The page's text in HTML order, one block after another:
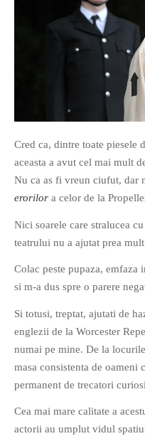
Cred ca, dintre toate piesele
aceasta a avut cel mai mult
Nu ca as fi vreun ciufut, dar
erorilor a celor de la
Nici soarele care stralucea
teatrului nu a ajutat prea
Colac peste pupaza,
si m-a dus spre o parere
Si totusi, treptat, ajutati de
englezii de la Worcester
numai pe mine. De la
masa consistenta de oameni
permanent de trecatori
Cea mai mare calitate a
actorii au umplut vidul